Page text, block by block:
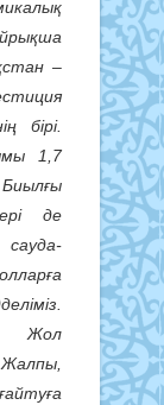
–
бірі.
1,7
де
Жол